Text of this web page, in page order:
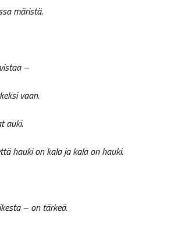
märistä.
–
vaan.
auki.
hauki on kala ja kala on hauki.
– on tärkeä.